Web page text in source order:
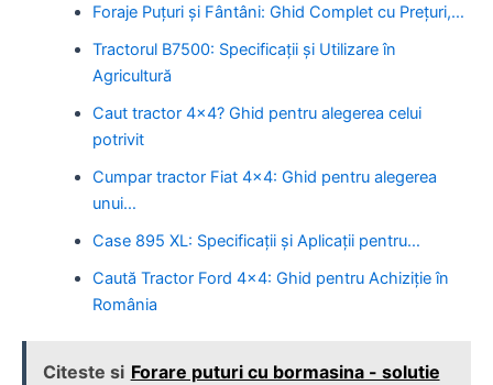
Foraje Puțuri și Fântâni: Ghid Complet cu Prețuri,…
Tractorul B7500: Specificații și Utilizare în
Agricultură
Caut tractor 4x4? Ghid pentru alegerea celui
potrivit
Cumpar tractor Fiat 4x4: Ghid pentru alegerea
unui…
Case 895 XL: Specificații și Aplicații pentru…
Caută Tractor Ford 4x4: Ghid pentru Achiziție în
România
Citeste si Forare puturi cu bormasina - solutie